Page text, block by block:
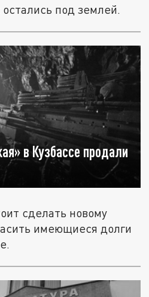
под землей.
в Кузбассе продали
сделать новому
имеющиеся долги